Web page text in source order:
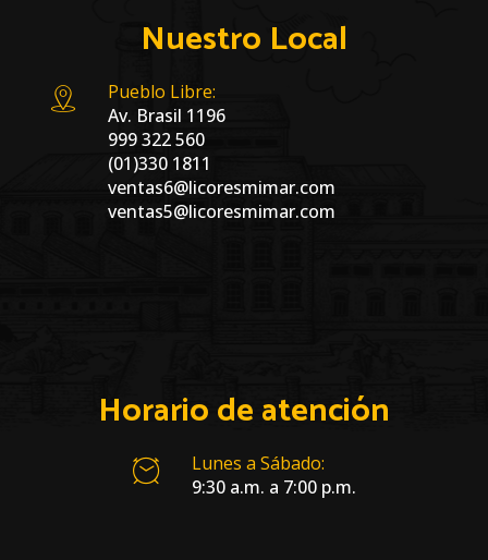
Nuestro Local
Pueblo Libre:
Av. Brasil 1196
999 322 560
(01)330 1811
ventas6@licoresmimar.com
ventas5@licoresmimar.com
Horario de atención
Lunes a Sábado:
9:30 a.m. a 7:00 p.m.